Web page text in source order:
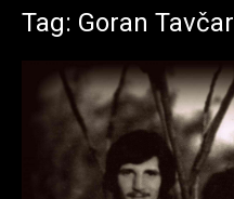
Tag: Goran Tavčar